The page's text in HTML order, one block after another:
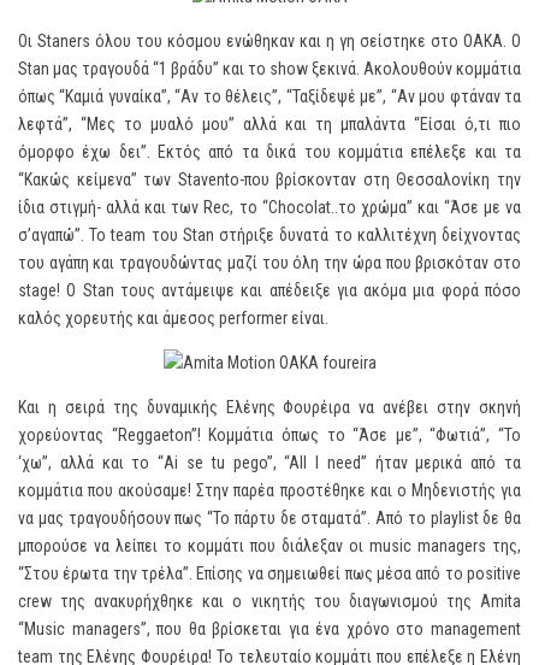
Οι Staners όλου του κόσμου ενώθηκαν και η γη σείστηκε στο ΟΑΚΑ. Ο
Stan μας τραγουδά “1 βράδυ” και το show ξεκινά. Ακολουθούν κομμάτια
όπως “Καμιά γυναίκα”, “Αν το θέλεις”, “Ταξίδεψέ με”, “Αν μου φτάναν τα
λεφτά”, “Μες το μυαλό μου” αλλά και τη μπαλάντα “Είσαι ό,τι πιο
όμορφο έχω δει”. Εκτός από τα δικά του κομμάτια επέλεξε και τα
“Κακώς κείμενα” των Stavento-που βρίσκονταν στη Θεσσαλονίκη την
ίδια στιγμή- αλλά και των Rec, το “Chocolat..το χρώμα” και “Άσε με να
σ’αγαπώ”. Το team του Stan στήριξε δυνατά το καλλιτέχνη δείχνοντας
του αγάπη και τραγουδώντας μαζί του όλη την ώρα που βρισκόταν στο
stage! Ο Stan τους αντάμειψε και απέδειξε για ακόμα μια φορά πόσο
καλός χορευτής και άμεσος performer είναι.
Και η σειρά της δυναμικής Ελένης Φουρέιρα να ανέβει στην σκηνή
χορεύοντας “Reggaeton”! Κομμάτια όπως το “Άσε με”, “Φωτιά”, “Το
‘χω”, αλλά και το “Ai se tu pego”, “All I need” ήταν μερικά από τα
κομμάτια που ακούσαμε! Στην παρέα προστέθηκε και ο Μηδενιστής για
να μας τραγουδήσουν πως “Το πάρτυ δε σταματά”. Από το playlist δε θα
μπορούσε να λείπει το κομμάτι που διάλεξαν οι music managers της,
“Στου έρωτα την τρέλα”. Επίσης να σημειωθεί πως μέσα από το positive
crew της ανακυρήχθηκε και ο νικητής του διαγωνισμού της Amita
“Music managers”, που θα βρίσκεται για ένα χρόνο στο management
team της Ελένης Φουρέιρα! Το τελευταίο κομμάτι που επέλεξε η Ελένη